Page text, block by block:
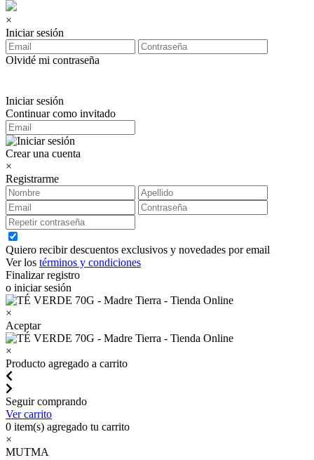
×
Iniciar sesión
Olvidé mi contraseña
Iniciar sesión
Continuar como invitado
Crear una cuenta
×
Registrarme
Quiero recibir descuentos exclusivos y novedades por email
Ver los términos y condiciones
Finalizar registro
o iniciar sesión
×
Aceptar
×
Producto agregado a carrito
Seguir comprando
Ver carrito
0 item(s) agregado tu carrito
×
MUTMA